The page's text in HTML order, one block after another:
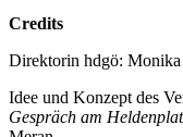
Credits
Direktorin hdgö: Monika
Idee und Konzept des
Gespräch am